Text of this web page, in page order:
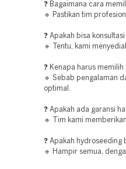
❓ Bagaimana cara
🔹 Pastikan tim
❓ Apakah bisa
🔹 Tentu, kami
❓ Kenapa harus
🔹 Sebab pengalaman
optimal.
❓ Apakah ada garansi
🔹 Tim kami
❓ Apakah hydroseeding
🔹 Hampir semua,